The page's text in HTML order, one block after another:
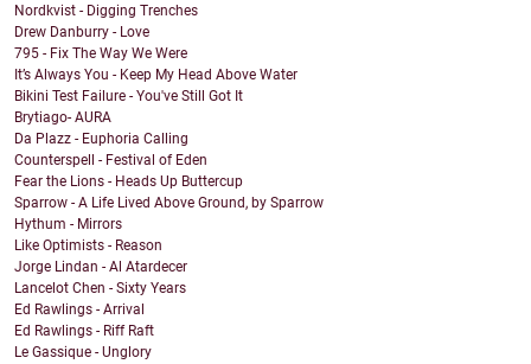
Nordkvist - Digging Trenches
Drew Danburry - Love
795 - Fix The Way We Were
It’s Always You - Keep My Head Above Water
Bikini Test Failure - You've Still Got It
Brytiago- AURA
Da Plazz - Euphoria Calling
Counterspell - Festival of Eden
Fear the Lions - Heads Up Buttercup
Sparrow - A Life Lived Above Ground, by Sparrow
Hythum - Mirrors
Like Optimists - Reason
Jorge Lindan - Al Atardecer
Lancelot Chen - Sixty Years
Ed Rawlings - Arrival
Ed Rawlings - Riff Raft
Le Gassique - Unglory